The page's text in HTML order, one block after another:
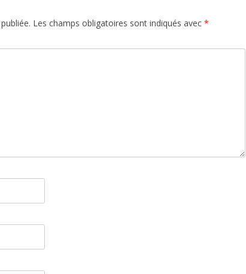
Les champs obligatoires sont indiqués avec *